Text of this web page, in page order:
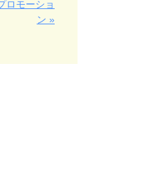
ロモーショ
ン »